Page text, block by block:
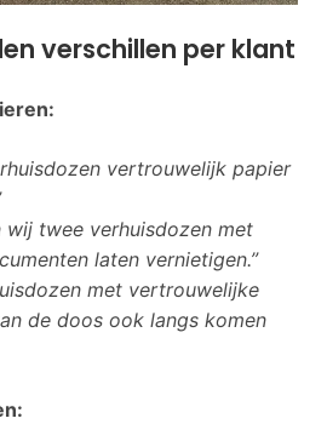
verschillen per klant
vertrouwelijk papier
wij twee verhuisdozen met
laten vernietigen.”
met vertrouwelijke
de doos ook langs komen